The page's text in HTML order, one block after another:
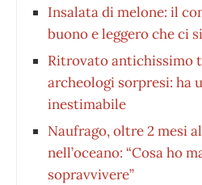
Insalata di melone: il
buono e leggero che ci
Ritrovato antichissimo
archeologi sorpresi: ha
inestimabile
Naufrago, oltre 2 mesi
nell’oceano: “Cosa ho
sopravvivere”